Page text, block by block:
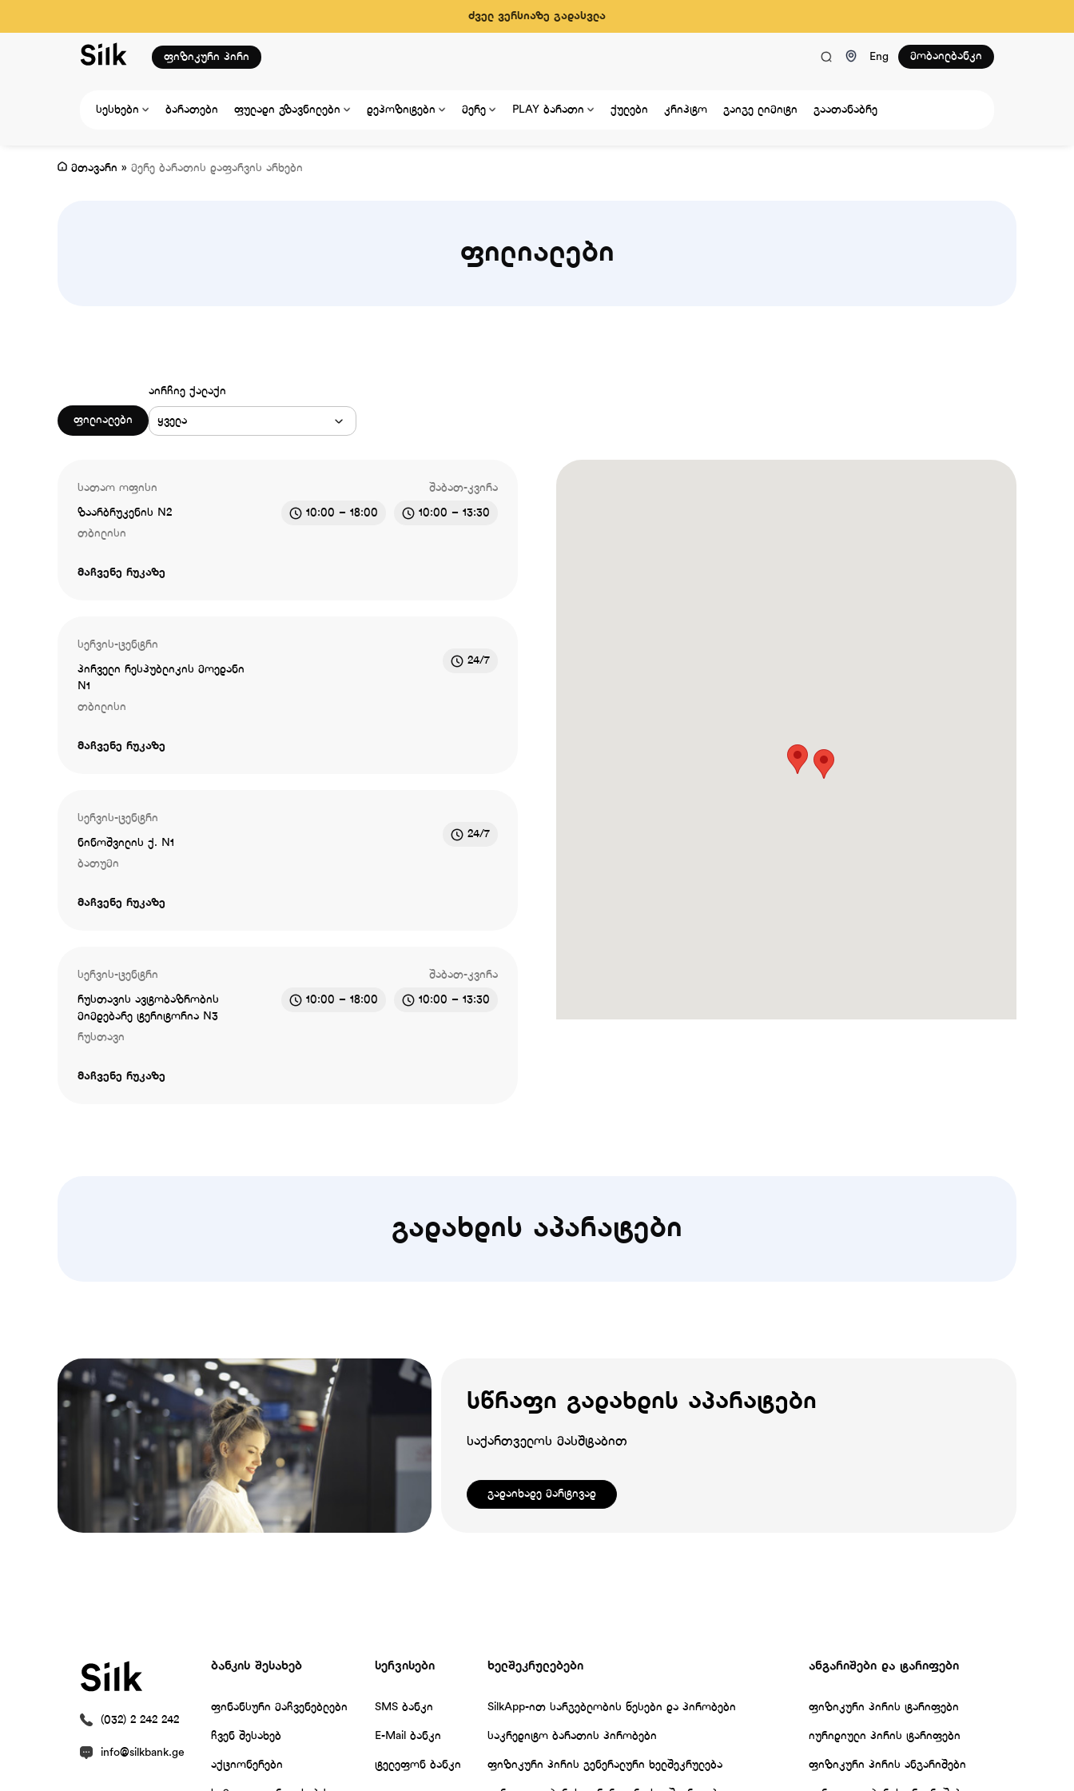
ძველ ვერსიაზე გადასვლა
ფიზიკური პირი Eng მობაილბანკი
სესხები ბარათები ფულადი გზავნილები დეპოზიტები მერე PLAY ბარათი ქულები კრიპტო გაიგე ლიმიტი გაათანაბრე
მთავარი » მერე ბარათის დაფარვის არხები
ფილიალები
ფილიალები
აირჩიე ქალაქი
ყველა
სათაო ოფისი
ზაარბრუკენის N2
თბილისი
შაბათ-კვირა
10:00 – 18:00
10:00 – 13:30
მაჩვენე რუკაზე
სერვის-ცენტრი
პირველი რესპუბლიკის მოედანი
N1
თბილისი
24/7
მაჩვენე რუკაზე
სერვის-ცენტრი
ნინოშვილის ქ. N1
ბათუმი
24/7
მაჩვენე რუკაზე
სერვის-ცენტრი
რუსთავის ავტობაზრობის
მიმდებარე ტერიტორია N3
რუსთავი
შაბათ-კვირა
10:00 – 18:00
10:00 – 13:30
მაჩვენე რუკაზე
გადახდის აპარატები
სწრაფი გადახდის აპარატები
საქართველოს მასშტაბით
გადაიხადე მარტივად
(032) 2 242 242
info@silkbank.ge
ბანკის შესახებ
ფინანსური მაჩვენებლები
ჩვენ შესახებ
აქციონერები
სერვისები
SMS ბანკი
E-Mail ბანკი
ტელეფონ ბანკი
ხელშეკრულებები
SilkApp-ით სარგებლობის წესები და პირობები
საკრედიტო ბარათის პირობები
ფიზიკური პირის გენერალური ხელშეკრულება
ანგარიშები და ტარიფები
ფიზიკური პირის ტარიფები
იურიდიული პირის ტარიფები
ფიზიკური პირის ანგარიშები